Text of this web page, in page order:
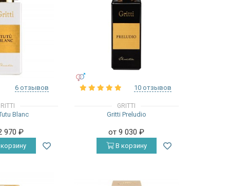
6 отзывов
Blanc
970₽
10 отзывов
GRITTI
Gritti Preludio
от 9 030₽
В корзину